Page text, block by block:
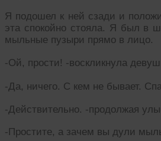
Я подошел к ней сзади и
эта спокойно стояла. Я был в
мыльные пузыри прямо в лицо.
-Ой, прости! -воскликнула
-Да, ничего. С кем не бывает.
-Действительно. -продолжая
-Простите, а зачем вы дули